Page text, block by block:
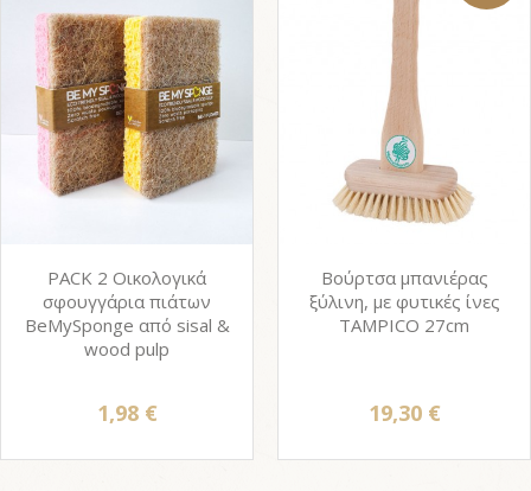
PACK 2 Οικολογικά
σφουγγάρια πιάτων
BeMySponge από sisal &
wood pulp
1,98 €
Βούρτσα μπανιέρας
ξύλινη, με φυτικές ίνες
TAMPICO 27cm
19,30 €